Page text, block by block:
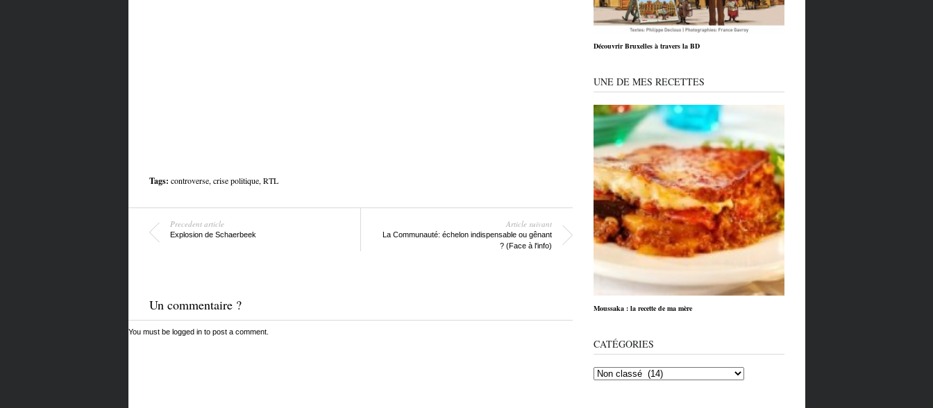
Tags: controverse, crise politique, RTL
Precedent article
Explosion de Schaerbeek
Article suivant
La Communauté: échelon indispensable ou gênant
? (Face à l'info)
Un commentaire ?
You must be logged into post a comment.
Découvrir Bruxelles à travers la BD
UNE DE MES RECETTES
Moussaka : la recette de ma mère
CATÉGORIES